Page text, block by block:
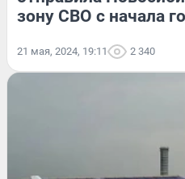
зону СВО с начала
21 мая, 2024, 19:11 2 340